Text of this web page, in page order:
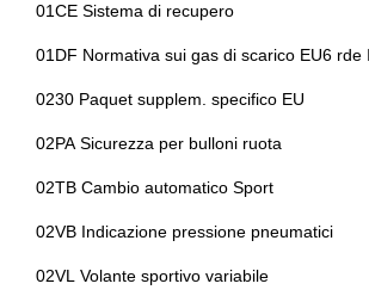
Fari con accensione automatica
Fari posteriori a led
Bmw connected drive services
Bmw teleservices
Bracciolo anteriore
01CE Sistema di recupero
01DF Normativa sui gas di scarico EU6 rde II
0230 Paquet supplem. specifico EU
02PA Sicurezza per bulloni ruota
02TB Cambio automatico Sport
02VB Indicazione pressione pneumatici
02VL Volante sportivo variabile